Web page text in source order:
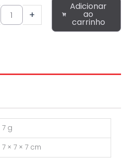
+
Adicionar
ao
carrinho
7 g
7 × 7 × 7 cm